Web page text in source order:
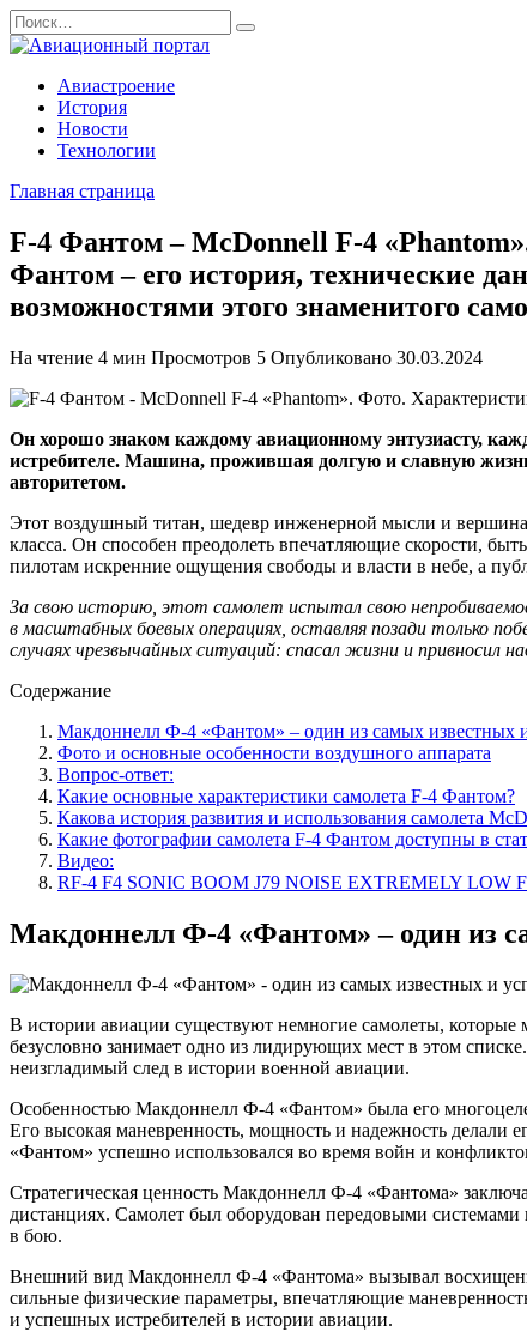
Перейти
к
содержанию
Search
for:
Авиастроение
История
Новости
Технологии
Главная страница
F-4 Фантом – McDonnell F-4
Фантом – его история, технические
возможностями этого знаменитого
На чтение 4 мин Просмотров 5 Опубликовано 30.03.2024
Он хорошо знаком каждому авиационному энтузиасту,
истребителе. Машина, прожившая долгую и славную
авторитетом.
Этот воздушный титан, шедевр инженерной мысли и вершина
класса. Он способен преодолеть впечатляющие скорости,
пилотам искренние ощущения свободы и власти в небе, а
За свою историю, этот самолет испытал свою
в масштабных боевых операциях, оставляя позади только
случаях чрезвычайных ситуаций: спасал жизни и привносил
Содержание
Макдоннелл Ф-4 «Фантом» – один из самых известных
Фото и основные особенности воздушного аппарата
Вопрос-ответ:
Какие основные характеристики самолета F-4 Фантом?
Какова история развития и использования самолета
Какие фотографии самолета F-4 Фантом доступны в
Видео:
RF-4 F4 SONIC BOOM J79 NOISE EXTREMELY LOW
Макдоннелл Ф-4 «Фантом» – один из
В истории авиации существуют немногие самолеты,
безусловно занимает одно из лидирующих мест в этом
неизгладимый след в истории военной авиации.
Особенностью Макдоннелл Ф-4 «Фантом» была его
Его высокая маневренность, мощность и надежность
«Фантом» успешно использовался во время войн и
Стратегическая ценность Макдоннелл Ф-4 «Фантома»
дистанциях. Самолет был оборудован передовыми
в бою.
Внешний вид Макдоннелл Ф-4 «Фантома» вызывал
сильные физические параметры, впечатляющие
и успешных истребителей в истории авиации.